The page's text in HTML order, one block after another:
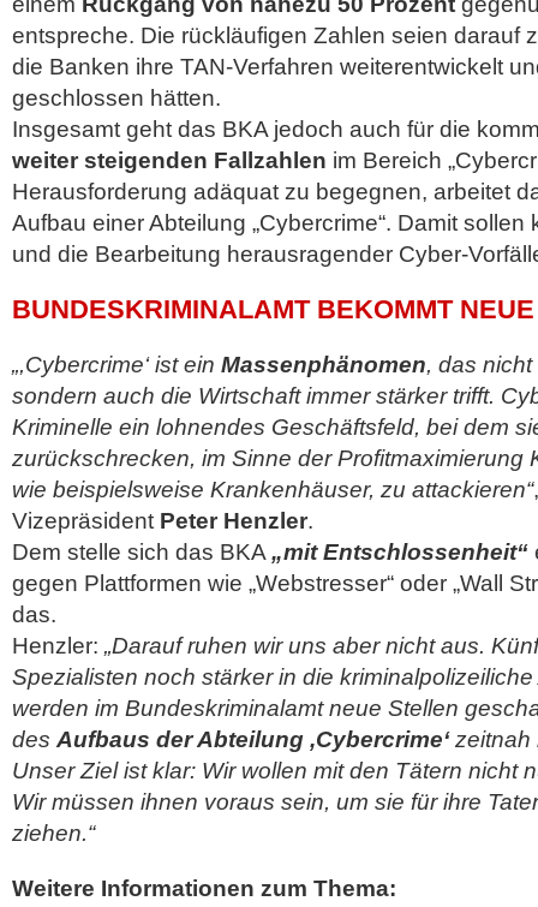
entspreche. Die rückläufigen Zahlen seien darauf
die Banken ihre TAN-Verfahren weiterentwickelt
geschlossen hätten.
Insgesamt geht das BKA jedoch auch für die
weiter steigenden Fallzahlen im Bereich
Herausforderung adäquat zu begegnen, arbeitet
Aufbau einer Abteilung „Cybercrime“. Damit
und die Bearbeitung herausragender Cyber-
BUNDESKRIMINALAMT BEKOMMT
„,Cybercrime‘ ist ein Massenphänomen, das
sondern auch die Wirtschaft immer stärker trifft.
Kriminelle ein lohnendes Geschäftsfeld, bei dem
zurückschrecken, im Sinne der Profitmaximierung
wie beispielsweise Krankenhäuser, zu attackieren“
Vizepräsident Peter Henzler.
Dem stelle sich das BKA „mit Entschlossenheit“
gegen Plattformen wie „Webstresser“ oder „Wall
das.
Henzler: „Darauf ruhen wir uns aber nicht aus.
Spezialisten noch stärker in die
werden im Bundeskriminalamt neue Stellen
des Aufbaus der Abteilung ,Cybercrime‘zeitnah
Unser Ziel ist klar: Wir wollen mit den Tätern nicht
Wir müssen ihnen voraus sein, um sie für ihre
ziehen.“
Weitere Informationen zum Thema: